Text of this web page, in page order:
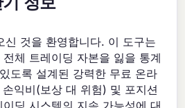
신 것을 환영합니다. 이 도구는
체 트레이딩 자본을 잃을 통계
도록 설계된 강력한 무료 온라
익비(보상 대 위험) 및 포지션
딩 시스템의 지속 가능성에 대